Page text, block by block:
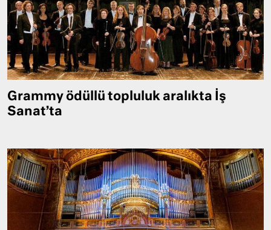
Grammy ödüllü topluluk aralıkta İş
Sanat’ta